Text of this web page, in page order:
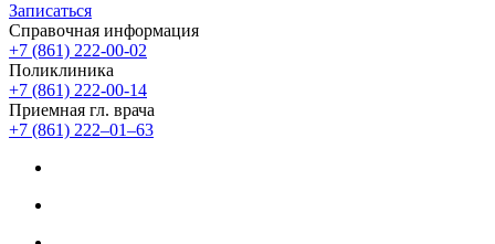
Записаться
Справочная информация
+7 (861) 222-00-02
Поликлиника
+7 (861) 222-00-14
Приемная гл. врача
+7 (861) 222‒01‒63